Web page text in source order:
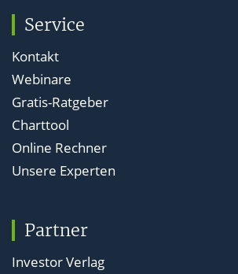
Service
Kontakt
Webinare
Gratis-Ratgeber
Charttool
Online Rechner
Unsere Experten
Partner
Investor Verlag